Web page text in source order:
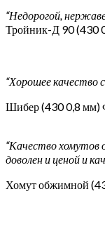
“Недорогой,
Тройник-Д 90 (430
“Хорошее качество
Шибер (430 0,8 мм)
“Качество хомутов
доволен и ценой и
Хомут обжимной